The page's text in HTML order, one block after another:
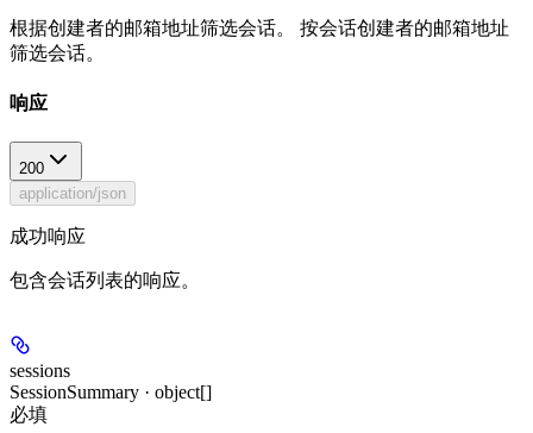
根据创建者的邮箱地址筛选会话。 按会话创建者的邮箱地址
筛选会话。
响应
200
application/json
成功响应
包含会话列表的响应。
sessions
SessionSummary · object[]
必填